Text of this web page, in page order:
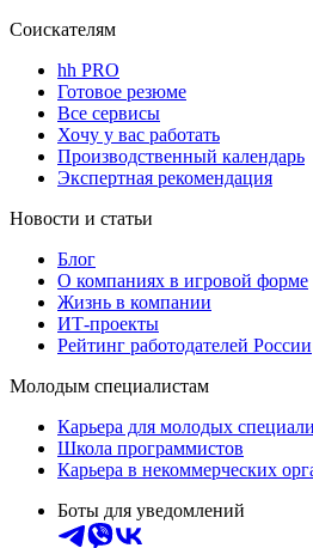
Соискателям
hh PRO
Готовое резюме
Все сервисы
Хочу у вас работать
Производственный календарь
Экспертная рекомендация
Новости и статьи
Блог
О компаниях в игровой форме
Жизнь в компании
ИТ-проекты
Рейтинг работодателей России
Молодым специалистам
Карьера для молодых
Школа программистов
Карьера в некоммерческих
Боты для уведомлений